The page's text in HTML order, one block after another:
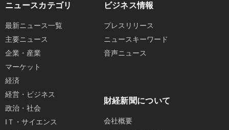
ニュースカテゴリ
最新ニュース一覧
主要ニュース
企業・産業
マーケット
経済
経営・ビジネス
政治・社会
IＴ・サイエンス
ビジネス情報
プレスリリース
ニュースキーワード
音声ニュース
財経新聞について
会社概要